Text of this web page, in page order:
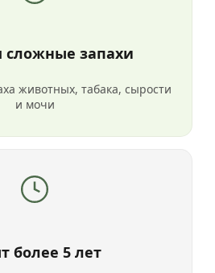
сложные запахи
животных, табака, сырости
и мочи
более 5 лет